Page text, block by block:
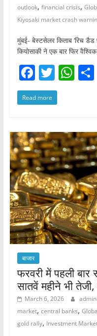
outlook, financial crisis,
Kiyosaki market crash
मुंबई- बेस्टसेलर किताब ‘रिच
कियोसाकी ने एक बार फिर
F
a
c
b
o
o
k
T
w
itt
W
A
p
p
S
Read more
बाजार
फरवरी में पहली बार
सातवें महीने भी
March 6, 2026 admin
market, central banks,
gold rally, Investment